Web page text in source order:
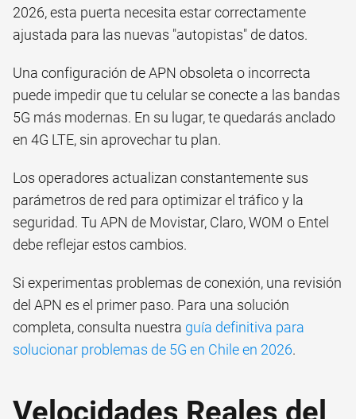
2026, esta puerta necesita estar correctamente
ajustada para las nuevas "autopistas" de datos.
Una configuración de APN obsoleta o incorrecta
puede impedir que tu celular se conecte a las bandas
5G más modernas. En su lugar, te quedarás anclado
en 4G LTE, sin aprovechar tu plan.
Los operadores actualizan constantemente sus
parámetros de red para optimizar el tráfico y la
seguridad. Tu APN de Movistar, Claro, WOM o Entel
debe reflejar estos cambios.
Si experimentas problemas de conexión, una revisión
del APN es el primer paso. Para una solución
completa, consulta nuestra guía definitiva para
solucionar problemas de 5G en Chile en 2026.
Velocidades Reales del